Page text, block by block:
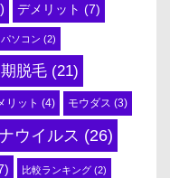
デメリット (7)
ソコン (2)
脱毛 (21)
リット (4) モウダス (3)
ウイルス (26)
比較ランキング (2)